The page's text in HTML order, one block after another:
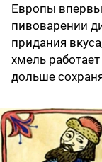
Европы
пивоварении
придания
хмель
дольше